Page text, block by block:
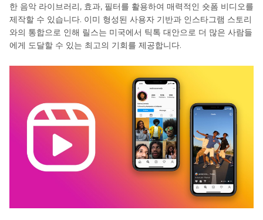
한 음악 라이브러리, 효과, 필터를 활용하여 매력적인 숏폼 비디오를
제작할 수 있습니다. 이미 형성된 사용자 기반과 인스타그램 스토리
와의 통합으로 인해 릴스는 미국에서 틱톡 대안으로 더 많은 사람들
에게 도달할 수 있는 최고의 기회를 제공합니다.